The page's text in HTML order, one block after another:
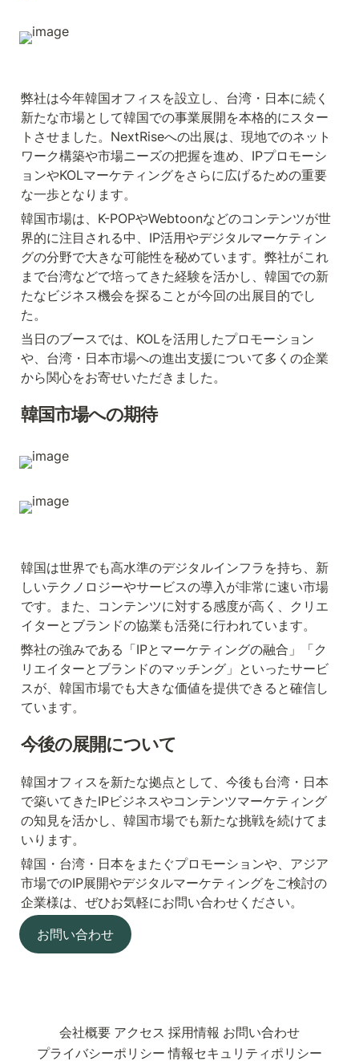
弊社は今年韓国オフィスを設立し、台湾・日本に続く
新たな市場として韓国での事業展開を本格的にスター
トさせました。NextRiseへの出展は、現地でのネット
ワーク構築や市場ニーズの把握を進め、IPプロモーシ
ョンやKOLマーケティングをさらに広げるための重要
な一歩となります。
韓国市場は、K-POPやWebtoonなどのコンテンツが世
界的に注目される中、IP活用やデジタルマーケティン
グの分野で大きな可能性を秘めています。弊社がこれ
まで台湾などで培ってきた経験を活かし、韓国での新
たなビジネス機会を探ることが今回の出展目的でし
た。
当日のブースでは、KOLを活用したプロモーション
や、台湾・日本市場への進出支援について多くの企業
から関心をお寄せいただきました。
韓国市場への期待
韓国は世界でも高水準のデジタルインフラを持ち、新
しいテクノロジーやサービスの導入が非常に速い市場
です。また、コンテンツに対する感度が高く、クリエ
イターとブランドの協業も活発に行われています。
弊社の強みである「IPとマーケティングの融合」「ク
リエイターとブランドのマッチング」といったサービ
スが、韓国市場でも大きな価値を提供できると確信し
ています。
今後の展開について
韓国オフィスを新たな拠点として、今後も台湾・日本
で築いてきたIPビジネスやコンテンツマーケティング
の知見を活かし、韓国市場でも新たな挑戦を続けてま
いります。
韓国・台湾・日本をまたぐプロモーションや、アジア
市場でのIP展開やデジタルマーケティングをご検討の
企業様は、ぜひお気軽にお問い合わせください。
お問い合わせ
会社概要 アクセス 採用情報 お問い合わせ
プライバシーポリシー 情報セキュリティポリシー